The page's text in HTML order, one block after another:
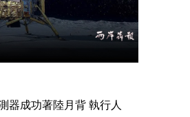
器成功著陸月背 執行人